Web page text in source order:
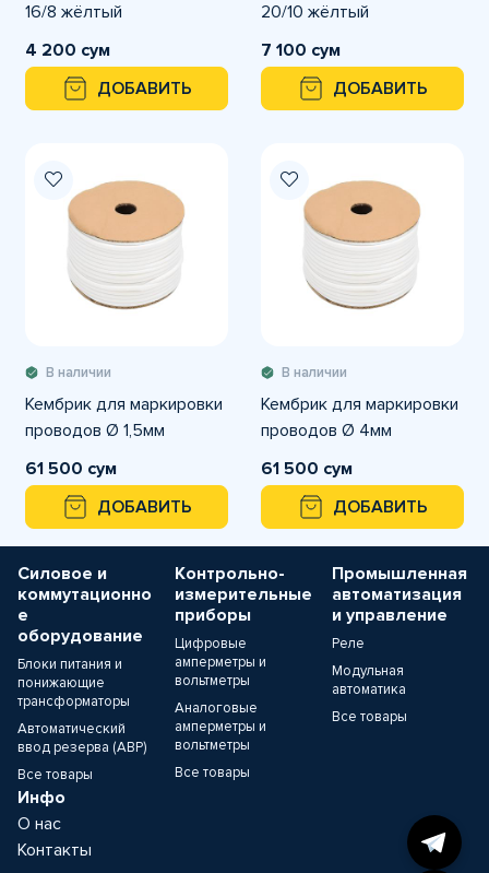
16/8 жёлтый
4 200 сум
ДОБАВИТЬ
20/10 жёлтый
7 100 сум
ДОБАВИТЬ
В наличии
Кембрик для маркировки
проводов Ø 1,5мм
61 500 сум
ДОБАВИТЬ
В наличии
Кембрик для маркировки
проводов Ø 4мм
61 500 сум
ДОБАВИТЬ
Силовое и
коммутационно
е
оборудование
Блоки питания и
понижающие
трансформаторы
Автоматический
ввод резерва (АВР)
Все товары
Контрольно-
измерительные
приборы
Цифровые
амперметры и
вольтметры
Аналоговые
амперметры и
вольтметры
Все товары
Промышленная
автоматизация
и управление
Реле
Модульная
автоматика
Все товары
Инфо
О нас
Контакты